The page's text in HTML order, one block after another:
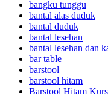
bangku tunggu
bantal alas duduk
bantal duduk
bantal lesehan
bantal lesehan dan
bar table
barstool
barstool hitam
Barstool Hitam